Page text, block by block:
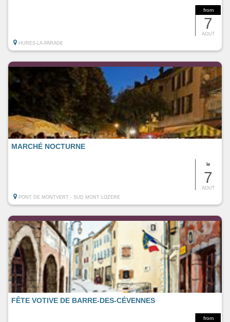
from
7
AOUT
HURES-LA-PARADE
le
7
AOUT
MARCHÉ NOCTURNE
PONT DE MONTVERT - SUD MONT LOZERE
from
FÊTE VOTIVE DE BARRE-DES-CÉVENNES